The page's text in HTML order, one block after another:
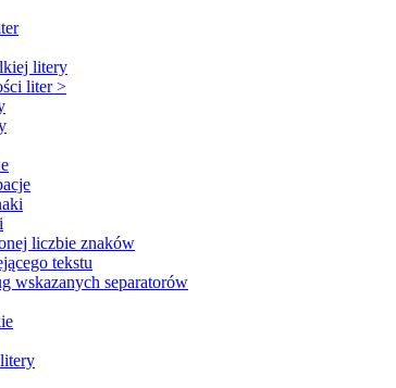
litery
liter >
liczbie znaków
tekstu
wskazanych separatorów